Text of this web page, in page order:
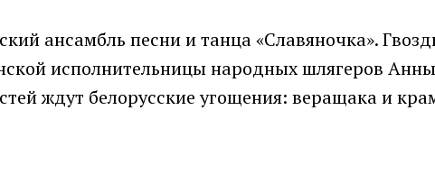
ансамбль песни и танца «Славяночка».
исполнительницы народных шлягеров
ждут белорусские угощения: веращака и